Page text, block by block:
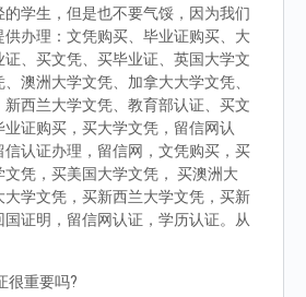
的学生，但是也不要气馁，因为我们
办理：文凭购买、毕业证购买、大
、买文凭、买毕业证、英国大学文
澳洲大学文凭、加拿大大学文凭、
新西兰大学文凭、教育部认证、买文
证购买，买大学文凭，留信网认
信认证办理，留信网，文凭购买，买
凭，买美国大学文凭， 买澳洲大
大学文凭，买新西兰大学文凭，买新
国证明，留信网认证，学历认证。从
很重要吗?